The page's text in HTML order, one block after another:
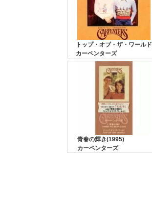
トップ・オブ・ザ・ワールド
カーペンターズ
青春の輝き(1995)
カーペンターズ